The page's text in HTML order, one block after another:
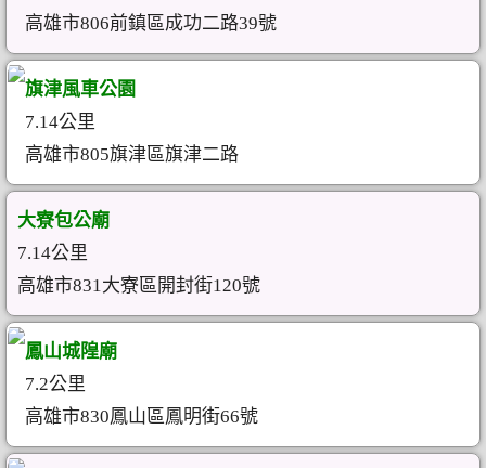
高雄市806前鎮區成功二路39號
旗津風車公園
7.14公里
高雄市805旗津區旗津二路
大寮包公廟
7.14公里
高雄市831大寮區開封街120號
鳳山城隍廟
7.2公里
高雄市830鳳山區鳳明街66號